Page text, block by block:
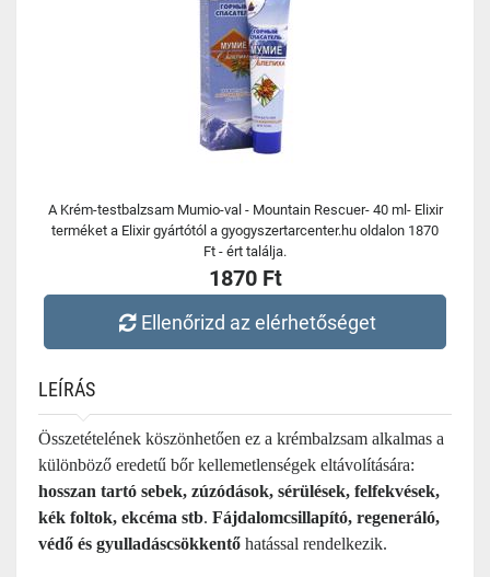
A Krém-testbalzsam Mumio-val - Mountain Rescuer- 40 ml- Elixir
terméket a Elixir gyártótól a gyogyszertarcenter.hu oldalon 1870
Ft - ért találja.
1870 Ft
Ellenőrizd az elérhetőséget
LEÍRÁS
Összetételének köszönhetően ez a krémbalzsam alkalmas a
különböző eredetű bőr kellemetlenségek eltávolítására:
hosszan tartó sebek, zúzódások, sérülések, felfekvések,
kék foltok, ekcéma stb. Fájdalomcsillapító, regeneráló,
védő és gyulladáscsökkentő hatással rendelkezik.